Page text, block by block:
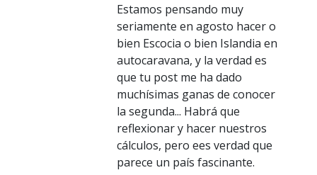
Estamos pensando muy
seriamente en agosto hacer o
bien Escocia o bien Islandia en
autocaravana, y la verdad es
que tu post me ha dado
muchísimas ganas de conocer
la segunda... Habrá que
reflexionar y hacer nuestros
cálculos, pero ees verdad que
parece un país fascinante.